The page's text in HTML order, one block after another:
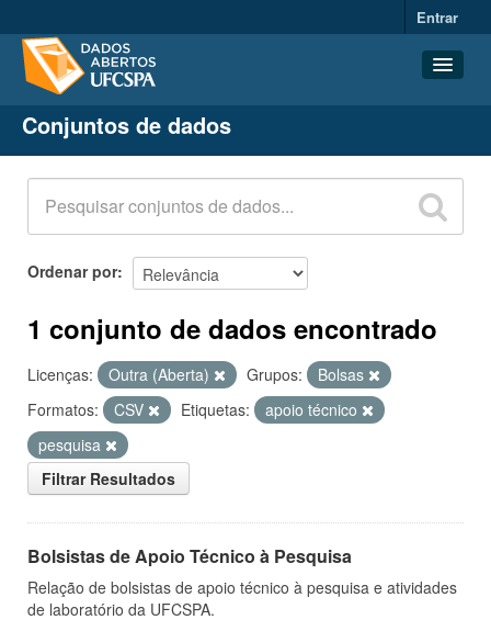
Entrar
Conjuntos de dados
Organizações
Grupos
Sobre
Conjuntos de dados
Ordenar por
1 conjunto de dados encontrado
Licenças: Outra (Aberta) Grupos:
Bolsas
Formatos:
CSV Etiquetas:
apoio técnico
pesquisa
Filtrar Resultados
Bolsistas de Apoio Técnico à Pesquisa
Relação de bolsistas de apoio técnico à pesquisa e atividades
de laboratório da UFCSPA.